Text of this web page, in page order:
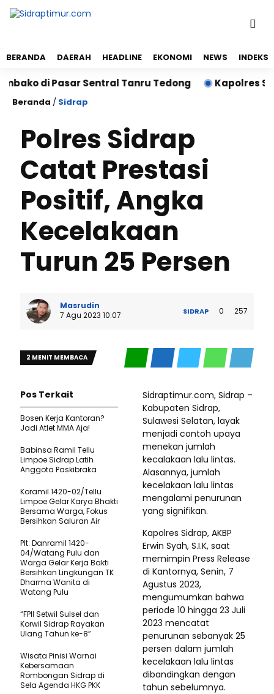
BERANDA DAERAH HEADLINE EKONOMI NEWS INDEKS
di Pasar Sentral Tanru Tedong Kapolres Sidrap
Beranda / Sidrap
Polres Sidrap
Catat Prestasi
Positif, Angka
Kecelakaan
Turun 25 Persen
Masrudin
7 Agu 2023 10:07
SIDRAP 0 257
2 MENIT MEMBACA
Sidraptimur.com, Sidrap –
Kabupaten Sidrap,
Sulawesi Selatan, layak
menjadi contoh upaya
menekan jumlah
kecalakaan lalu lintas.
Alasannya, jumlah
kecelakaan lalu lintas
mengalami penurunan
yang signifikan.
Kapolres Sidrap, AKBP
Erwin Syah, S.I.K, saat
memimpin Press Release
di Kantornya, Senin, 7
Agustus 2023,
mengumumkan bahwa
periode 10 hingga 23 Juli
2023 mencatat
penurunan sebanyak 25
persen dalam jumlah
kecelakaan lalu lintas
dibandingkan dengan
tahun sebelumnya.
Pos Terkait
Bosen Kerja Kantoran?
Jadi Atlet MMA Aja!
Babinsa Ramil Tellu
Limpoe Sidrap Latih
Anggota Paskibraka
Koramil 1420-02/Tellu
Limpoe Gelar Karya Bhakti
Bersama Warga, Fokus
Bersihkan Saluran Air
Plt. Danramil 1420-
04/Watang Pulu dan
Warga Gelar Kerja Bakti
Bersihkan Lingkungan TK
Dharma Wanita di
Watang Pulu
“FPII Setwil Sulsel dan
Korwil Sidrap Rayakan
Ulang Tahun ke-8”
Wisata Pinisi Warnai
Kebersamaan
Rombongan Sidrap di
Sela Agenda HKG PKK